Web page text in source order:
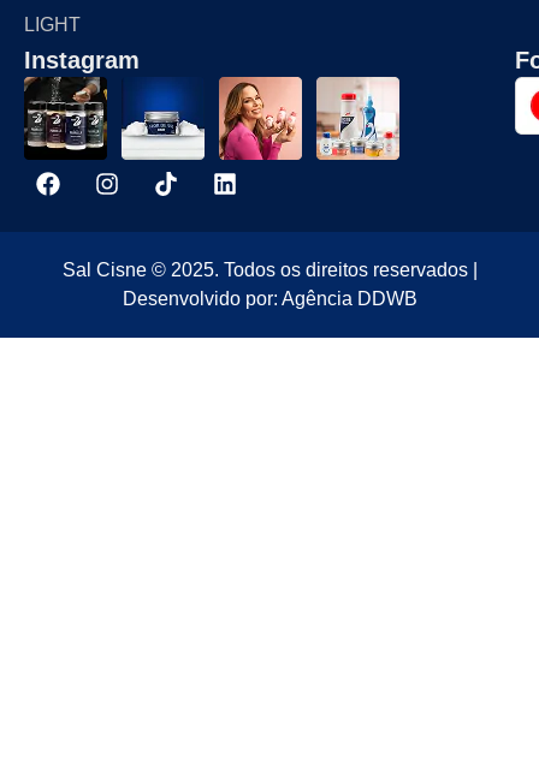
LIGHT
Instagram
Sal Cisne © 2025. Todos os direitos reservados |
Desenvolvido por: Agência DDWB